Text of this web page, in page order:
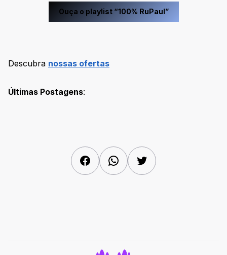
Ouça o playlist “100% RuPaul”
Descubra nossas ofertas
Últimas Postagens:
FacebookWhatsAppTwitter